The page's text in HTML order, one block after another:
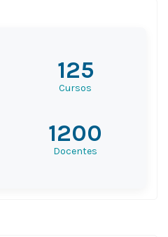
125
Cursos
1200
Docentes